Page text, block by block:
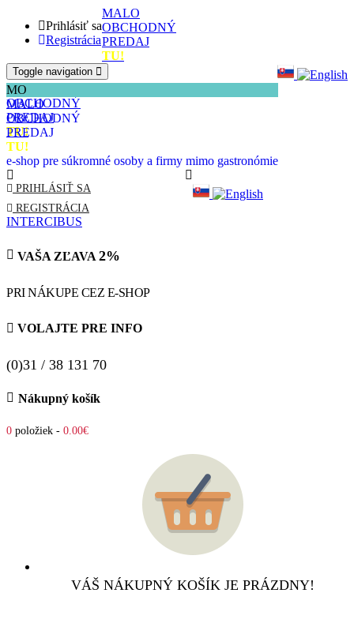
Prihlásiť sa
Registrácia
MALO
OBCHODNÝ
PREDAJ
TU!
Toggle navigation
MALO
OBCHODNÝ
PREDAJ
TU!
MO
MALO
OBCHODNÝ
PREDAJ
TU!
e-shop pre súkromné osoby a firmy mimo gastronómie
PRIHLÁSIŤ SA
REGISTRÁCIA
INTERCIBUS
VAŠA ZĽAVA 2%
PRI NÁKUPE CEZ E-SHOP
VOLAJTE PRE INFO
(0)31 / 38 131 70
Nákupný košík
0 položiek - 0.00€
VÁŠ NÁKUPNÝ KOŠÍK JE PRÁZDNY!